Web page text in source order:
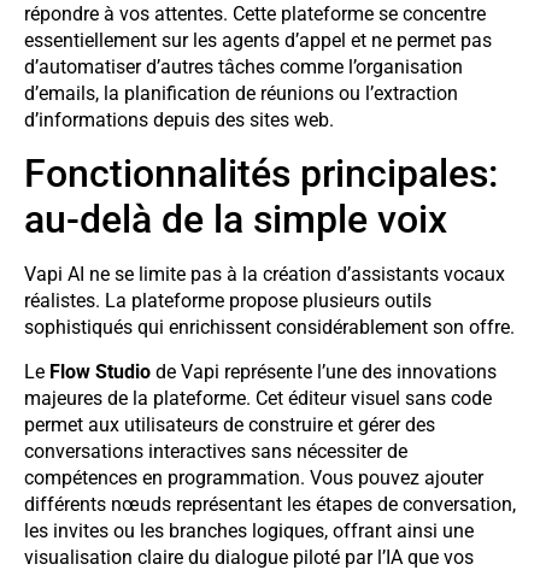
répondre à vos attentes. Cette plateforme se concentre
essentiellement sur les agents d’appel et ne permet pas
d’automatiser d’autres tâches comme l’organisation
d’emails, la planification de réunions ou l’extraction
d’informations depuis des sites web.
Fonctionnalités principales:
au-delà de la simple voix
Vapi AI ne se limite pas à la création d’assistants vocaux
réalistes. La plateforme propose plusieurs outils
sophistiqués qui enrichissent considérablement son offre.
Le Flow Studio de Vapi représente l’une des innovations
majeures de la plateforme. Cet éditeur visuel sans code
permet aux utilisateurs de construire et gérer des
conversations interactives sans nécessiter de
compétences en programmation. Vous pouvez ajouter
différents nœuds représentant les étapes de conversation,
les invites ou les branches logiques, offrant ainsi une
visualisation claire du dialogue piloté par l’IA que vos